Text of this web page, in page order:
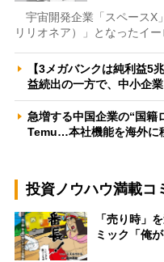
宇宙開発企業「スペースX
リリオネア）」となったイ
【3メガバンクは純利益5
益続出の一方で、中小企
急増する中国企業の“国
Temu…本社機能を海外に
投資ノウハウ満載コ
「売り時」
ミック「俺